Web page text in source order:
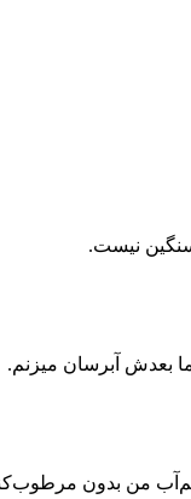
نیست.
بعدش آبرسان میزنم.
من بدون